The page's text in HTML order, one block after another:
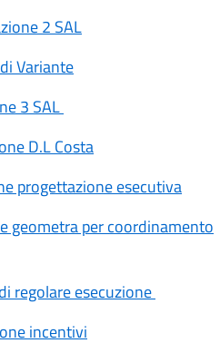
2 SAL
Variante
3 SAL
D.L Costa
progettazione esecutiva
geometra per coordinamento
regolare esecuzione
incentivi